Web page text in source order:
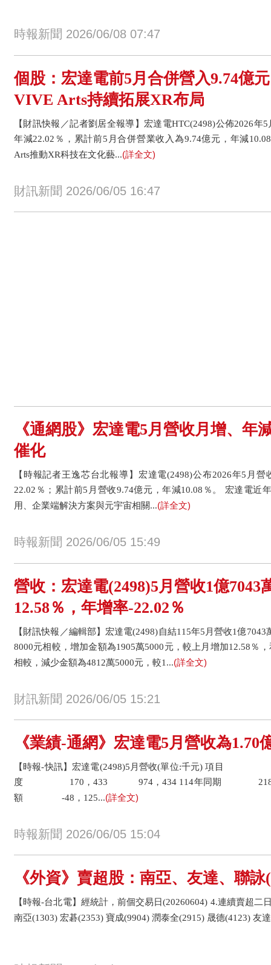
時報新聞 2026/06/08 07:47
個股：宏達電前5月合併營入9.74億
VIVE Arts持續拓展XR布局
【財訊快報／記者劉居全報導】宏達電HTC(2498)公佈2026年
年減22.02％，累計前5月合併營業收入為9.74億元，年減
Arts推動XR科技在文化藝...(詳全文)
財訊新聞 2026/06/05 16:47
《通網股》宏達電5月營收月增、年
催化
【時報記者王逸芯台北報導】宏達電(2498)公布2026年5月
22.02％；累計前5月營收9.74億元，年減10.08％。 宏達電近
用、企業端解決方案與元宇宙相關...(詳全文)
時報新聞 2026/06/05 15:49
營收：宏達電(2498)5月營收1億7043
12.58％，年增率-22.02％
【財訊快報／編輯部】宏達電(2498)自結115年5月營收1億
8000元相較，增加金額為1905萬5000元，較上月增加12.58％
相較，減少金額為4812萬5000元，較1...(詳全文)
財訊新聞 2026/06/05 15:21
《業績-通網》宏達電5月營收為1.70
【時報-快訊】宏達電(2498)5月營收(單位:千元) 項
度 170，433 974，434 114年同期 218，
額 -48，125...(詳全文)
時報新聞 2026/06/05 15:04
《外資》賣超股：南亞、友達、聯詠
【時報-台北電】經統計，前個交易日(20260604) 4.連續賣超二
南亞(1303) 宏碁(2353) 寶成(9904) 潤泰全(2915) 晟德(4123) 友